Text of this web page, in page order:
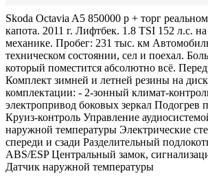
Skoda Octavia A5 850000 р + торг
капота. 2011 г. Лифтбек. 1.8 TSI 152 л.с.
механике. Пробег: 231 тыс. км
техническом состоянии, сел и поехал.
который поместится абсолютно всё.
Комплект зимней и летней резины на
комплектации: - 2-зонный климат-
электропривод боковых зеркал Подогрев
Круиз-контроль Управление
наружной температуры Электрические
спереди и сзади Разделительный
ABS/ESP Центральный замок,
Датчик наружной температуры